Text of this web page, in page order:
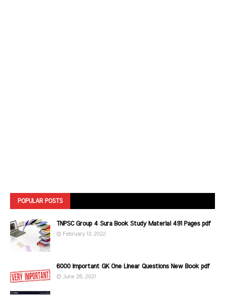
POPULAR POSTS
TNPSC Group 4 Sura Book Study Material 491 Pages pdf
February 13, 2022
6000 Important GK One Linear Questions New Book pdf
June 28, 2021